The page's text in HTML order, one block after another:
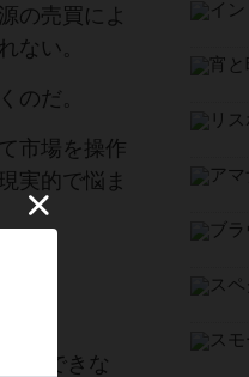
の売買によ
ない。
のだ。
市場を操作
実的で悩ま
設できな